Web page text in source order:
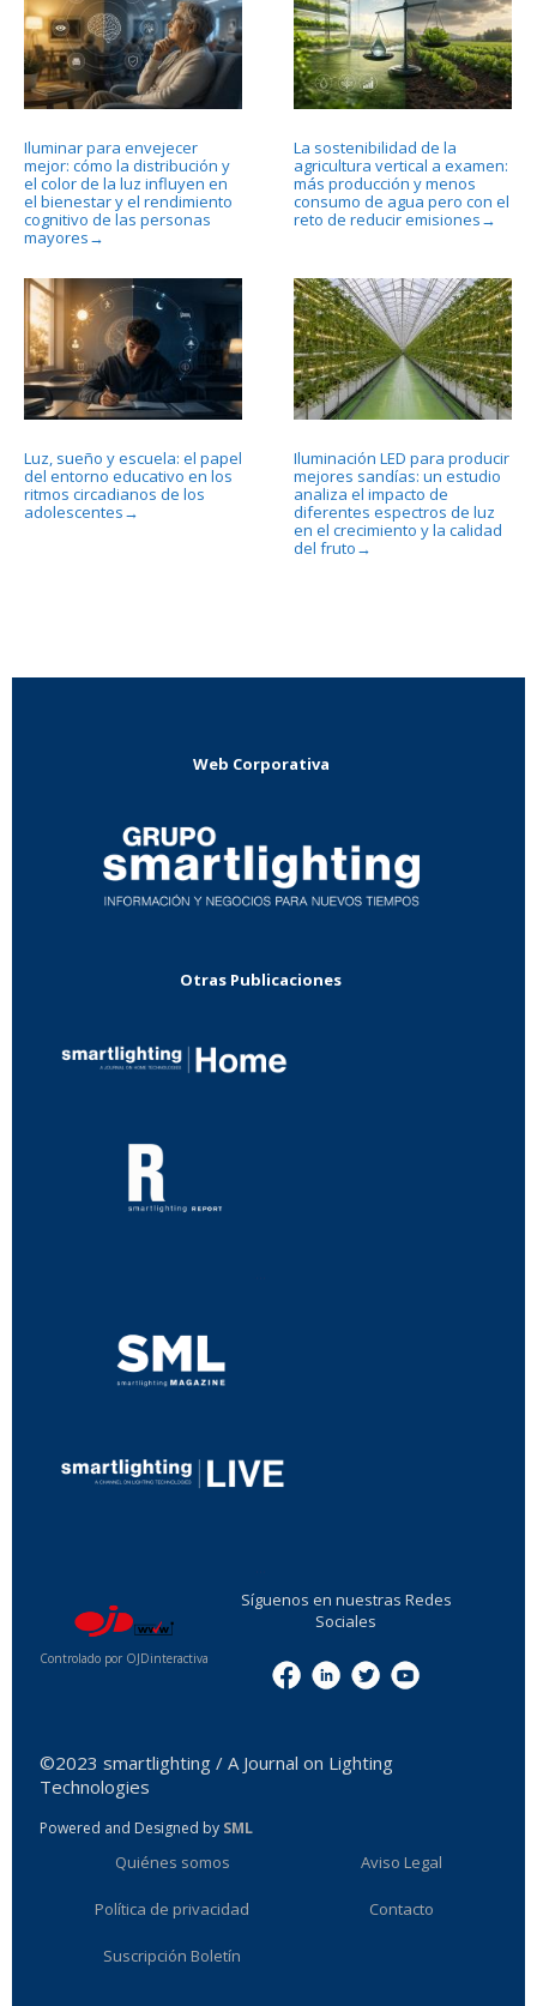
Iluminar para envejecer
mejor: cómo la distribución y
el color de la luz influyen en
el bienestar y el rendimiento
cognitivo de las personas
mayores →
La sostenibilidad de la
agricultura vertical a examen:
más producción y menos
consumo de agua pero con el
reto de reducir emisiones →
Luz, sueño y escuela: el papel
del entorno educativo en los
ritmos circadianos de los
adolescentes →
Iluminación LED para producir
mejores sandías: un estudio
analiza el impacto de
diferentes espectros de luz
en el crecimiento y la calidad
del fruto →
Web Corporativa
Otras Publicaciones
Controlado por OJDinteractiva
Síguenos en nuestras Redes
Sociales
©2023 smartlighting / A Journal on Lighting
Technologies
Powered and Designed by SML
Quiénes somos Aviso Legal
Política de privacidad Contacto
Suscripción Boletín